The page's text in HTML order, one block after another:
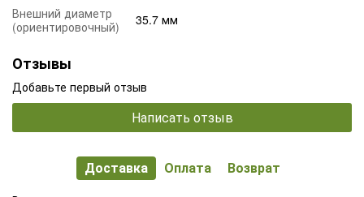
Внешний диаметр
(ориентировочный)
35.7 мм
Отзывы
Добавьте первый отзыв
Написать отзыв
Доставка Оплата Возврат